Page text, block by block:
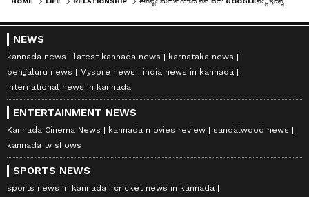
NEWS
kannada news latest kannada news
karnataka news
bengaluru news
Mysore news
india news in kannada
international news in kannada
ENTERTAINMENT NEWS
Kannada Cinema News kannada movies review
sandalwood news
kannada tv shows
SPORTS NEWS
sports news in kannada
cricket news in kannada